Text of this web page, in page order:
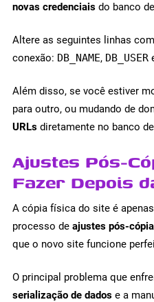
novas credenciais do banco
Altere as seguintes linhas
conexão: DB_NAME, DB_USER
Além disso, se você estiver
para outro, ou mudando de
URLs diretamente no banco
Ajustes Pós-
Fazer Depois
A cópia física do site é
processo de ajustes pós-cópia
que o novo site funcione
O principal problema que
serialização de dados e a